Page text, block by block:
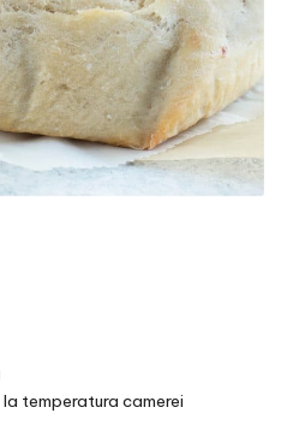
temperatura camerei